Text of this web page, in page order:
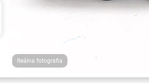
Reálna fotografia